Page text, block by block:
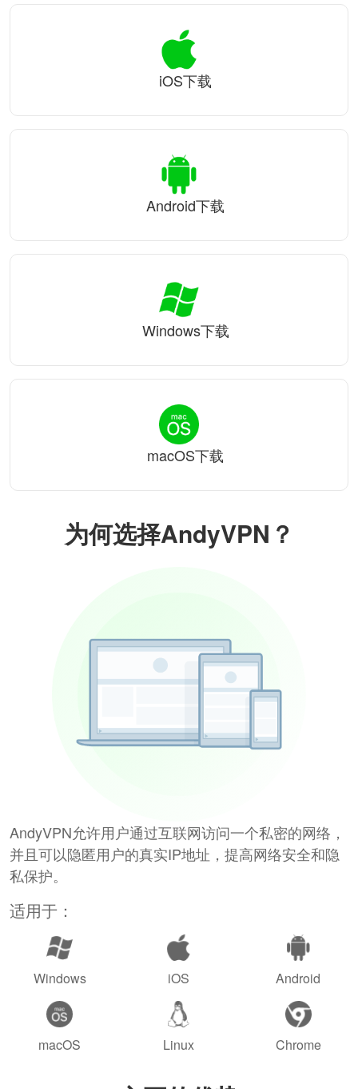
为何选择AndyVPN？
AndyVPN允许用户通过互联网访问一个私密的网络，
并且可以隐匿用户的真实IP地址，提高网络安全和隐
私保护。
适用于：
Windows iOS Android
macOS Linux Chrome
iOS下载
Android下载
Windows下载
macOS下载